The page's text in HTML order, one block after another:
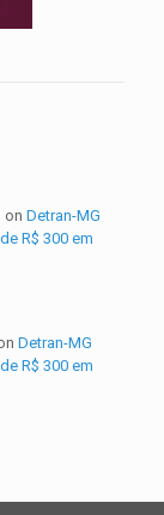
on Detran-MG
R$ 300 em
Detran-MG
R$ 300 em